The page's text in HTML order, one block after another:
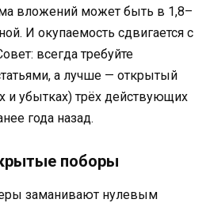
вложений может быть в 1,8–
И окупаемость сдвигается с
всегда требуйте
а лучше — открытый
и убытках) трёх действующих
года назад.
поборы
заманивают нулевым